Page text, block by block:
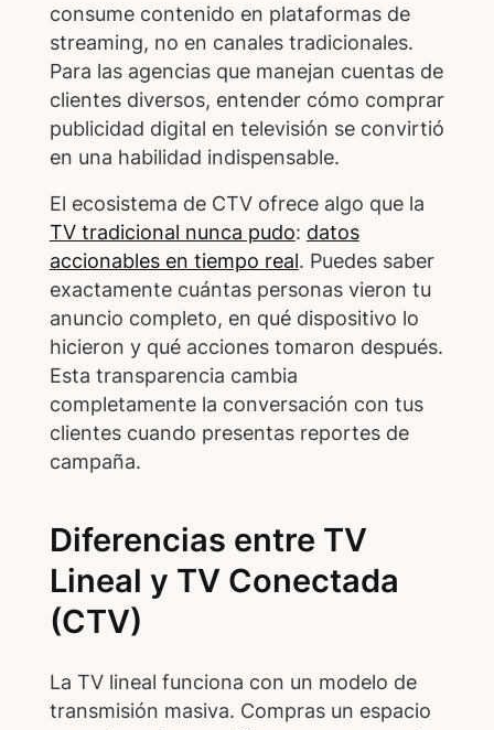
consume contenido en plataformas de
streaming, no en canales tradicionales.
Para las agencias que manejan cuentas de
clientes diversos, entender cómo comprar
publicidad digital en televisión se convirtió
en una habilidad indispensable.
El ecosistema de CTV ofrece algo que la
TV tradicional nunca pudo: datos
accionables en tiempo real. Puedes saber
exactamente cuántas personas vieron tu
anuncio completo, en qué dispositivo lo
hicieron y qué acciones tomaron después.
Esta transparencia cambia
completamente la conversación con tus
clientes cuando presentas reportes de
campaña.
Diferencias entre TV
Lineal y TV Conectada
(CTV)
La TV lineal funciona con un modelo de
transmisión masiva. Compras un espacio